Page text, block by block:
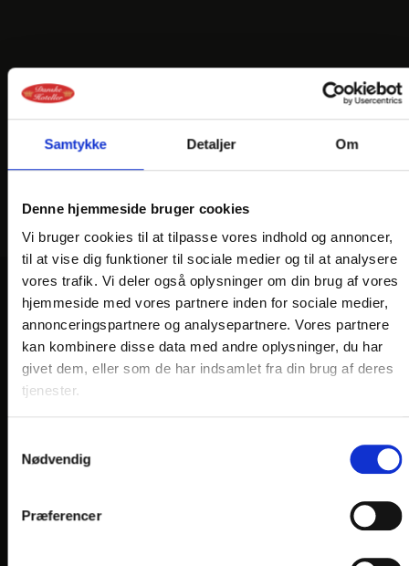
Samtykke Detaljer Om
Denne hjemmeside bruger cookies
Vi bruger cookies til at tilpasse vores indhold og annoncer,
til at vise dig funktioner til sociale medier og til at analysere
vores trafik. Vi deler også oplysninger om din brug af vores
hjemmeside med vores partnere inden for sociale medier,
annonceringspartnere og analysepartnere. Vores partnere
kan kombinere disse data med andre oplysninger, du har
givet dem, eller som de har indsamlet fra din brug af deres
tjenester.
Nødvendig
Præferencer
VORES HOTELLER OG KATEGORIER